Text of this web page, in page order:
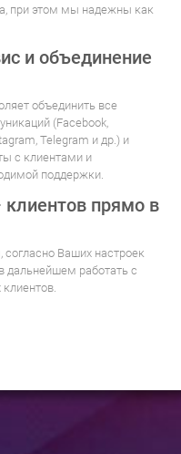
при этом мы надежны как
и объединение
объединить все
(Facebook,
Telegram и др.) и
с клиентами и
поддержки.
прямо в
Ваших настроек
дальнейшем работать с